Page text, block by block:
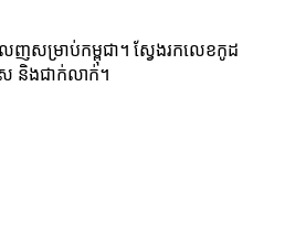
ម្រាប់កម្ពុជា។ ស្វែងរកលេខកូដ
និងជាក់លាក់។